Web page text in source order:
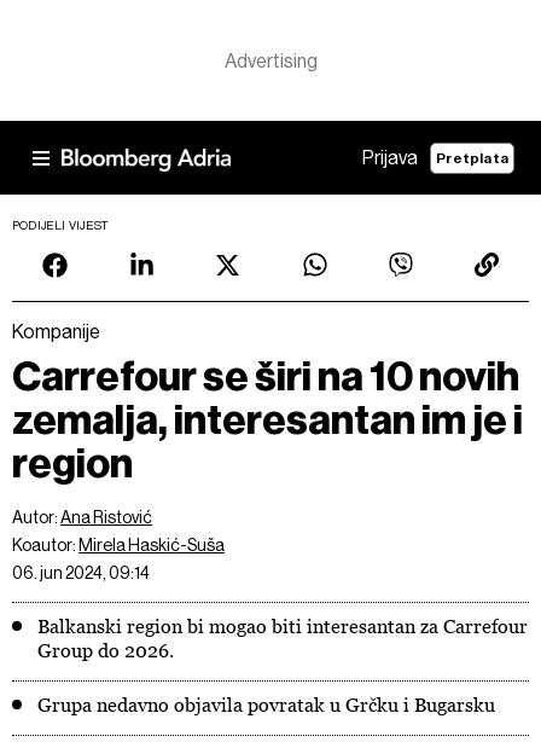
Prijava Pretplata
PODIJELI VIJEST
Kompanije
Carrefour se širi na 10 novih
zemalja, interesantan im je i
region
Autor:Ana Ristović
Koautor: Mirela Haskić-Suša
06. jun 2024, 09:14
Balkanski region bi mogao biti interesantan za Carrefour
Group do 2026.
Grupa nedavno objavila povratak u Grčku i Bugarsku